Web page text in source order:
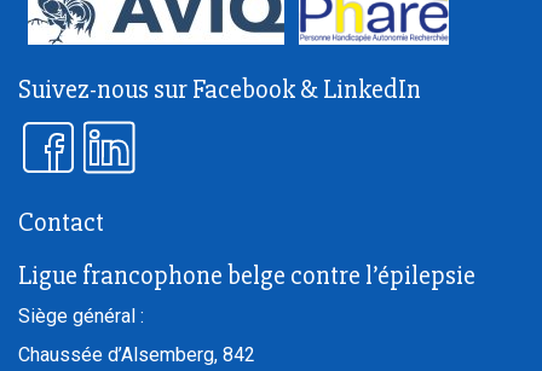
Suivez-nous sur Facebook & LinkedIn
Contact
Ligue francophone belge contre l’épilepsie
Siège général :
Chaussée d’Alsemberg, 842